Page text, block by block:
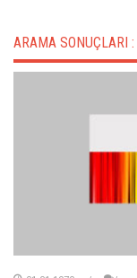
ARAMA SONUÇLARI :